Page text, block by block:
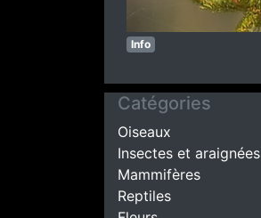
Info
Catégories
Oiseaux
Insectes et araignées
Mammifères
Reptiles